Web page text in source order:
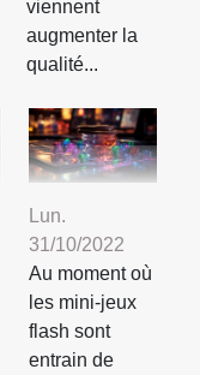
viennent
augmenter la
qualité...
Lun.
31/10/2022
Au moment où
les mini-jeux
flash sont
entrain de